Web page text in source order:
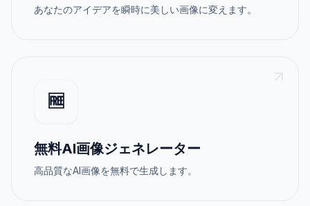
あなたのアイデアを瞬時に美しい画像に変えます。
🆓
無料AI画像ジェネレーター
高品質なAI画像を無料で生成します。